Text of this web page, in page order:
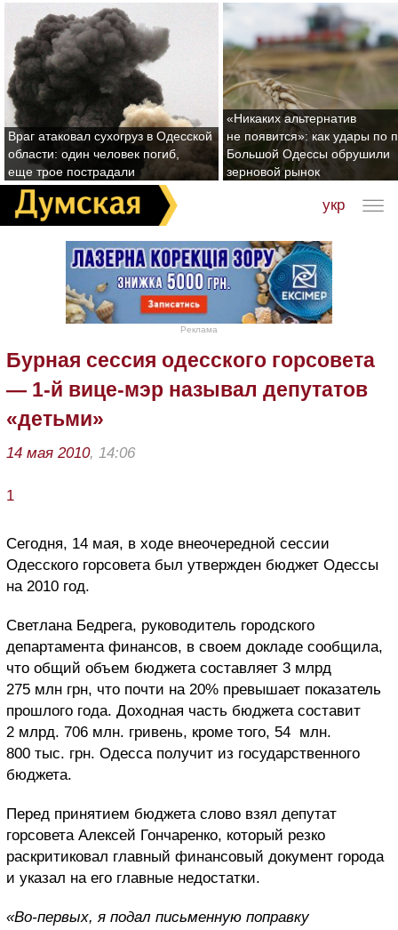
Враг атаковал сухогруз в Одесской
области: один человек погиб,
еще трое пострадали
«Никаких альтернатив
не появится»: как удары по
Большой Одессы обрушили
зерновой рынок
укр
Реклама
Бурная сессия одесского горсовета
— 1-й вице-мэр называл депутатов
«детьми»
14 мая 2010, 14:06
1
Сегодня, 14 мая, в ходе внеочередной сессии
Одесского горсовета был утвержден бюджет Одессы
на 2010 год.
Светлана Бедрега, руководитель городского
департамента финансов, в своем докладе сообщила,
что общий объем бюджета составляет 3 млрд
275 млн грн, что почти на 20% превышает показатель
прошлого года. Доходная часть бюджета составит
2 млрд. 706 млн. гривень, кроме того, 54 млн.
800 тыс. грн. Одесса получит из государственного
бюджета.
Перед принятием бюджета слово взял депутат
горсовета Алексей Гончаренко, который резко
раскритиковал главный финансовый документ города
и указал на его главные недостатки.
«Во-первых, я подал письменную поправку